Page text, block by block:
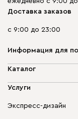
Доставка заказов
с 9:00 до 23:00
Информация для
О компании
Доставка и оплата
диван.клуб
Каталог
Мягкая мебель
Бескаркасная мебель
Услуги
Экспресс-дизайн